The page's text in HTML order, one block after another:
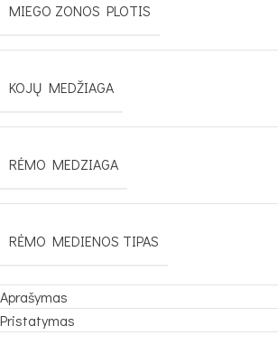
MIEGO ZONOS PLOTIS
KOJŲ MEDŽIAGA
RĖMO MEDZIAGA
RĖMO MEDIENOS TIPAS
Aprašymas
Pristatymas